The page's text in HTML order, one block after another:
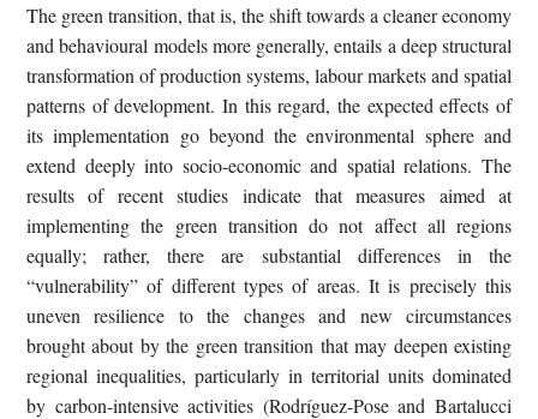
The green transition, that is, the shift towards a cleaner economy
and behavioural models more generally, entails a deep structural
transformation of production systems, labour markets and spatial
patterns of development. In this regard, the expected effects of
its implementation go beyond the environmental sphere and
extend deeply into socio-economic and spatial relations. The
results of recent studies indicate that measures aimed at
implementing the green transition do not affect all regions
equally; rather, there are substantial differences in the
“vulnerability” of different types of areas. It is precisely this
uneven resilience to the changes and new circumstances
brought about by the green transition that may deepen existing
regional inequalities, particularly in territorial units dominated
by carbon-intensive activities (Rodríguez-Pose and Bartalucci